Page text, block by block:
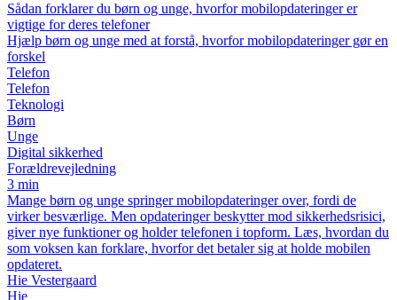
Sådan forklarer du børn og unge, hvorfor mobilopdateringer er
vigtige for deres telefoner
Hjælp børn og unge med at forstå, hvorfor mobilopdateringer gør en
forskel
Telefon
Telefon
Teknologi
Børn
Unge
Digital sikkerhed
Forældrevejledning
3 min
Mange børn og unge springer mobilopdateringer over, fordi de
virker besværlige. Men opdateringer beskytter mod sikkerhedsrisici,
giver nye funktioner og holder telefonen i topform. Læs, hvordan du
som voksen kan forklare, hvorfor det betaler sig at holde mobilen
opdateret.
Hie Vestergaard
Hie